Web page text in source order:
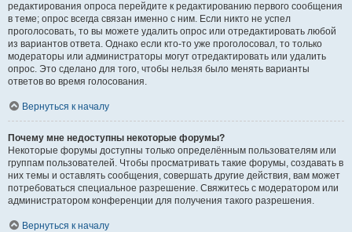
редактирования опроса перейдите к редактированию первого сообщения
в теме; опрос всегда связан именно с ним. Если никто не успел
проголосовать, то вы можете удалить опрос или отредактировать любой
из вариантов ответа. Однако если кто-то уже проголосовал, то только
модераторы или администраторы могут отредактировать или удалить
опрос. Это сделано для того, чтобы нельзя было менять варианты
ответов во время голосования.
Вернуться к началу
Почему мне недоступны некоторые форумы?
Некоторые форумы доступны только определённым пользователям или
группам пользователей. Чтобы просматривать такие форумы, создавать в
них темы и оставлять сообщения, совершать другие действия, вам может
потребоваться специальное разрешение. Свяжитесь с модератором или
администратором конференции для получения такого разрешения.
Вернуться к началу